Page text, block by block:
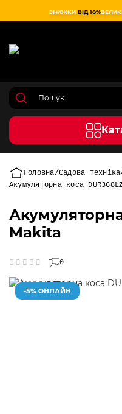
ЗНИЖКИ ВІД 10%
Головна Садова техніка
Акумуляторна коса
Makita
0
-5% ОНЛАЙН